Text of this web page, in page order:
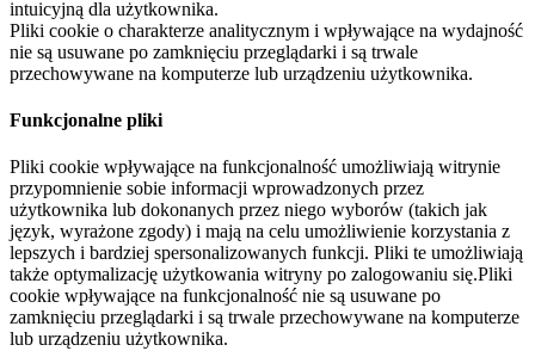
intuicyjną dla użytkownika.
Pliki cookie o charakterze analitycznym i wpływające na wydajność
nie są usuwane po zamknięciu przeglądarki i są trwale
przechowywane na komputerze lub urządzeniu użytkownika.
Funkcjonalne pliki
Pliki cookie wpływające na funkcjonalność umożliwiają witrynie
przypomnienie sobie informacji wprowadzonych przez
użytkownika lub dokonanych przez niego wyborów (takich jak
język, wyrażone zgody) i mają na celu umożliwienie korzystania z
lepszych i bardziej spersonalizowanych funkcji. Pliki te umożliwiają
także optymalizację użytkowania witryny po zalogowaniu się.Pliki
cookie wpływające na funkcjonalność nie są usuwane po
zamknięciu przeglądarki i są trwale przechowywane na komputerze
lub urządzeniu użytkownika.